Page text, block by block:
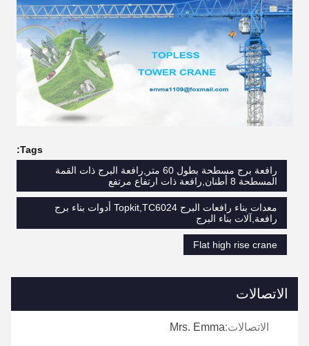
Tags:
رافعة برج مسطحة بطول 60 متر,رافعة البرج ذات القمة
المسطحة 8 أطنان,رافعة ذات ارتفاع مرتفع
معدات بناء رافعات البرج Topkit,TC6024 أدوات بناء برج
رافعة,آلات بناء البرج
Flat high rise crane
الاتصالات
الاتصالات:Mrs. Emma